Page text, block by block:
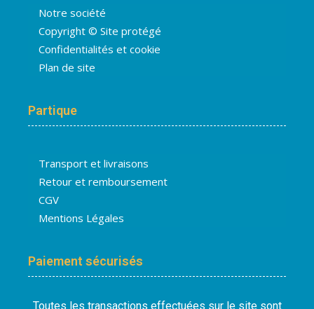
Notre société
Copyright © Site protégé
Confidentialités et cookie
Plan de site
Partique
Transport et livraisons
Retour et remboursement
CGV
Mentions Légales
Paiement sécurisés
Toutes les transactions effectuées sur le site sont